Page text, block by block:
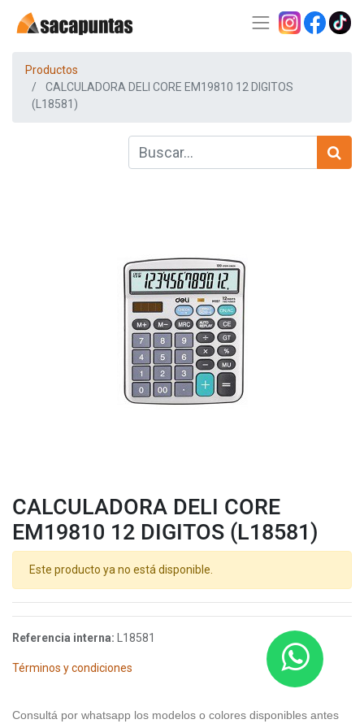
Productos
CALCULADORA DELI CORE EM19810 12 DIGITOS
(L18581)
CALCULADORA DELI CORE
EM19810 12 DIGITOS (L18581)
Este producto ya no está disponible.
Referencia interna: L18581
Términos y condiciones
Consultá por whatsapp los modelos o colores disponibles antes